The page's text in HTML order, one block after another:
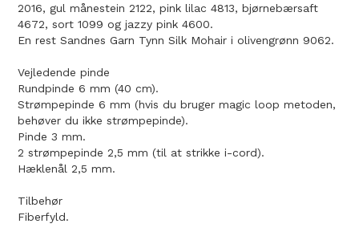
2016, gul månestein 2122, pink lilac 4813, bjørnebærsaft
4672, sort 1099 og jazzy pink 4600.
En rest Sandnes Garn Tynn Silk Mohair i olivengrønn 9062.
Vejledende pinde
Rundpinde 6 mm (40 cm).
Strømpepinde 6 mm (hvis du bruger magic loop metoden,
behøver du ikke strømpepinde).
Pinde 3 mm.
2 strømpepinde 2,5 mm (til at strikke i-cord).
Hæklenål 2,5 mm.
Tilbehør
Fiberfyld.